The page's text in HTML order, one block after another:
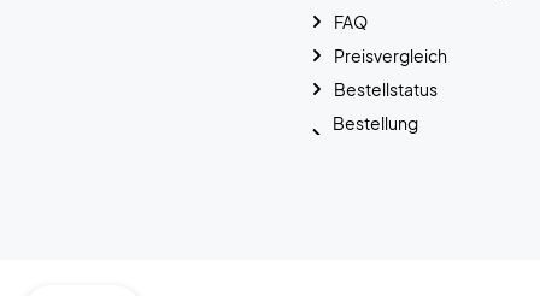
FAQ
Preisvergleich
Bestellstatus
Bestellung